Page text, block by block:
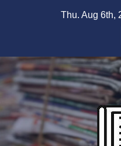
Thu. Aug 6th,